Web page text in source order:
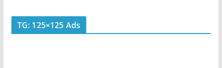
TG: 125×125 Ads